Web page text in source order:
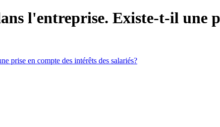
l'entreprise. Existe-t-il une